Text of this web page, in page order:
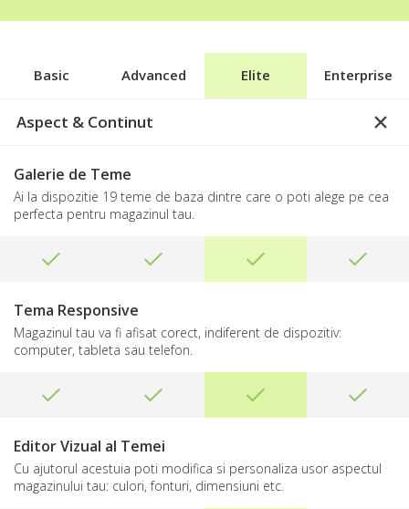
Basic Advanced Elite Enterprise
Aspect & Continut
Galerie de Teme
Ai la dispozitie 19 teme de baza dintre care o poti alege pe cea
perfecta pentru magazinul tau.
Tema Responsive
Magazinul tau va fi afisat corect, indiferent de dispozitiv:
computer, tableta sau telefon.
Editor Vizual al Temei
Cu ajutorul acestuia poti modifica si personaliza usor aspectul
magazinului tau: culori, fonturi, dimensiuni etc.